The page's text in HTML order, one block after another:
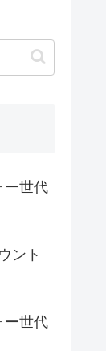
ー世代
ント
ー世代